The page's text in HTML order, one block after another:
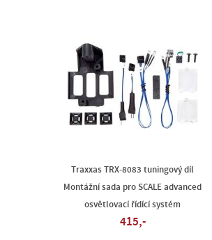
Traxxas TRX-8083 tuningový díl
Montážní sada pro SCALE advanced
osvětlovací řídící systém
415,-